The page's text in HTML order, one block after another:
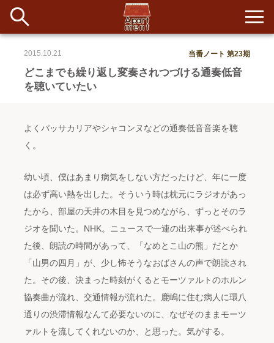
#アイデア #イベント #インド #エッセイ #ボツ #マルシェ
#旅
#日記 #暮らし #生活 #留学 #考え事 #音楽
長期滞在者&more
アパートメントについて
寄付について
新着
入居者一覧
どこまでも繰り返し変奏されつづける通奏低音
を聴いていたい
2015.10.21 当番ノート 第23期
よくパッサカリアやシャコンヌなどの通奏低音音楽を聴
く。
幼い頃、僕はあまり病気をしない方だったけど、年に一度
は必ず高い熱を出した。そういう時は枕元にラジオがあっ
たから、部屋の天井の木目を見つめながら、ずっとそのラ
ジオを聞いた。NHK。ニュースで一連の出来事が述べられ
た後、朗読の時間があって、「なめとこ山の熊」だとか
「山男の四月」が、少し怖そうなおばさんの声で朗読され
た。その後、決まった時刻がくるとモーツァルトのホルン
協奏曲が流れ、交通情報が流れた。鹿嶋に住む病人に環八
通りの渋滞情報なんて必要ないのに、なぜそのままモーツ
ァルトを流してくれないのか、と思った。気がする。